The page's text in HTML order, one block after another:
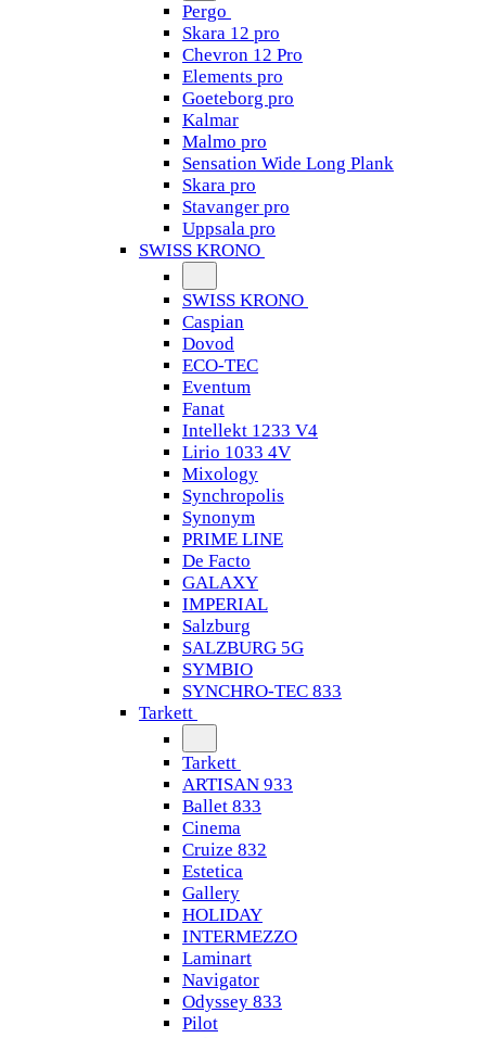
Pergo
Skara 12 pro
Chevron 12 Pro
Elements pro
Goeteborg pro
Kalmar
Malmo pro
Sensation Wide Long Plank
Skara pro
Stavanger pro
Uppsala pro
SWISS KRONO
SWISS KRONO
Caspian
Dovod
ECO-TEC
Eventum
Fanat
Intellekt 1233 V4
Lirio 1033 4V
Mixology
Synchropolis
Synonym
PRIME LINE
De Facto
GALAXY
IMPERIAL
Salzburg
SALZBURG 5G
SYMBIO
SYNCHRO-TEC 833
Tarkett
Tarkett
ARTISAN 933
Ballet 833
Cinema
Cruize 832
Estetica
Gallery
HOLIDAY
INTERMEZZO
Laminart
Navigator
Odyssey 833
Pilot